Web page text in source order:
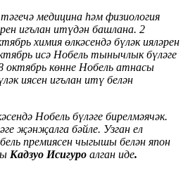
медицина һәм физиология
игълан итүдән башлана. 2
химия өлкәсендә бүләк ияләрен
исә Нобель тынычлык бүләге
8 октябрь көнне Нобель атнасы
иясен игълан итү белән
Нобель бүләге бирелмәячәк.
җәнҗалга бәйле. Узган ел
премиясен чыгышы белән япон
Кадзуо Исигуро алган иде.